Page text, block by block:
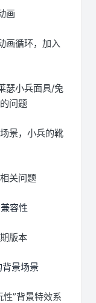
画
画循环，加入
瑟小兵面具/兔
问题
景，小兵的靴
关问题
容性
版本
景场景
”背景特效系